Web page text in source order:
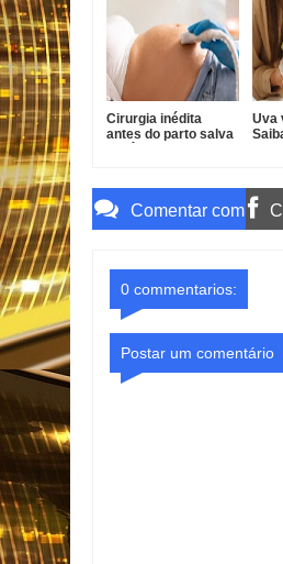
especialistas
Cirurgia inédita
antes do parto salva
Uva
Comentar com
0 commentarios:
Postar um comentário